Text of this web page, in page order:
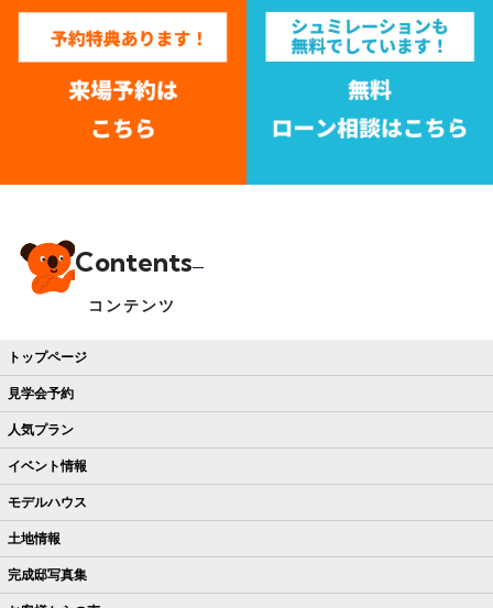
Contents
コンテンツ
トップページ
見学会予約
人気プラン
イベント情報
モデルハウス
土地情報
完成邸写真集